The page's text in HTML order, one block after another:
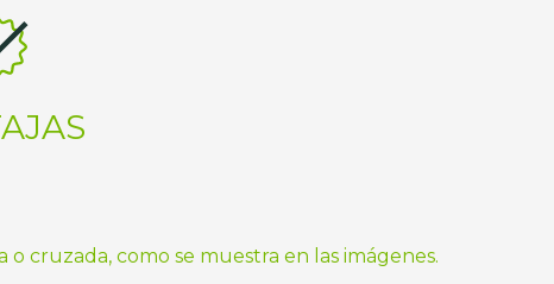
cruzada, como se muestra en las imágenes.